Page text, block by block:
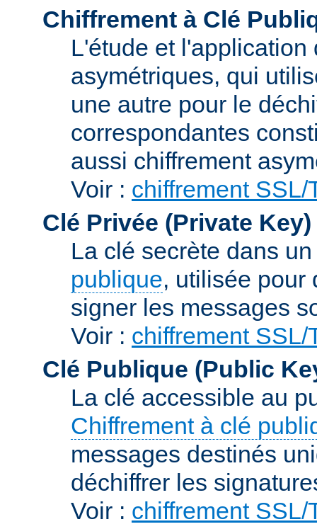
Chiffrement à Clé
L'étude et
asymétriques, qui
une autre pour le
correspondantes
aussi chiffrement
Voir : chiffrement SSL/
Clé Privée (Private Key)
La clé secrète dans
publique, utilisée pour
signer les messages
Voir : chiffrement SSL/
Clé Publique (Public
La clé accessible au
Chiffrement à clé
messages destinés
déchiffrer les
Voir : chiffrement SSL/